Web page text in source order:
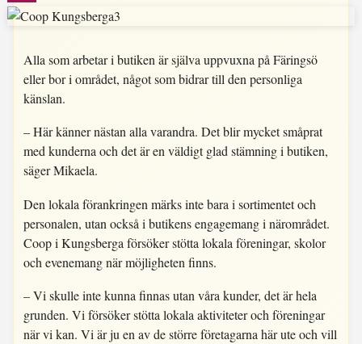
Alla som arbetar i butiken är själva uppvuxna på Färingsö
eller bor i området, något som bidrar till den personliga
känslan.
– Här känner nästan alla varandra. Det blir mycket småprat
med kunderna och det är en väldigt glad stämning i butiken,
säger Mikaela.
Den lokala förankringen märks inte bara i sortimentet och
personalen, utan också i butikens engagemang i närområdet.
Coop i Kungsberga försöker stötta lokala föreningar, skolor
och evenemang när möjligheten finns.
– Vi skulle inte kunna finnas utan våra kunder, det är hela
grunden. Vi försöker stötta lokala aktiviteter och föreningar
när vi kan. Vi är ju en av de större företagarna här ute och vill